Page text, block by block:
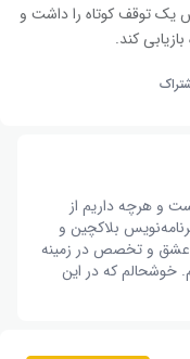
یک توقف کوتاه را داشت و
کند.
و هرچه داریم از
بلاکچین و
عشق و تخصص در زمینه
خوشحالم که در این